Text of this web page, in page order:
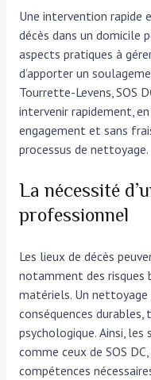
Une intervention rapide
décès dans un domicile
aspects pratiques à
d’apporter un
Tourrette-Levens, SOS
intervenir rapidement,
engagement et sans
processus de nettoyage.
La nécessité
professionnel
Les lieux de décès
notamment des risques
matériels. Un nettoyage
conséquences
psychologique. Ainsi,
comme ceux de SOS
compétences